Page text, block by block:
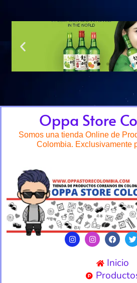
Oppa Store
Somos una tienda Online de
Colombia. Exclusivamente
Inicio